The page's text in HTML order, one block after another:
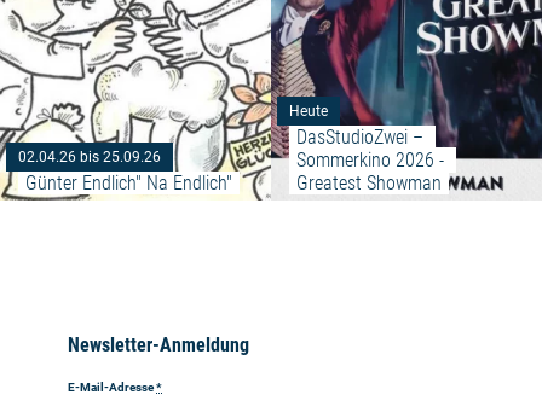
02.04.26 bis 25.09.26
Günter Endlich" Na Endlich"
Heute
DasStudioZwei –
Sommerkino 2026 -
Greatest Showman
Newsletter-Anmeldung
E-Mail-Adresse*